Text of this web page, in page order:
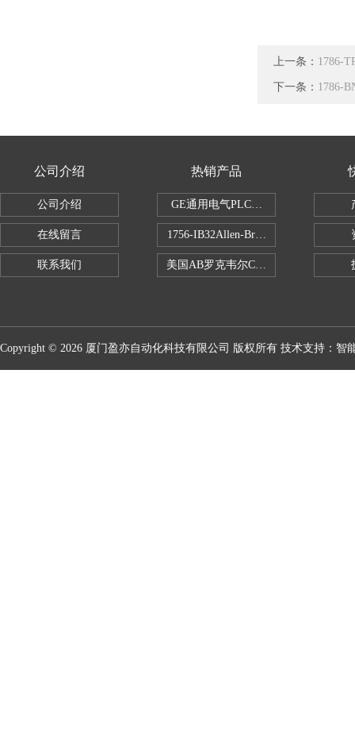
上一条： 1786-
下一条： 1786-
公司介绍
公司介绍
在线留言
联系我们
热销产品
GE通用电气PLC控制器
1756-IB32Allen-Bradley1756IB32数字
美国AB罗克韦尔CPU处理器
Copyright © 2026 厦门盈亦自动化科技有限公司 版权所有 技术支持： 智